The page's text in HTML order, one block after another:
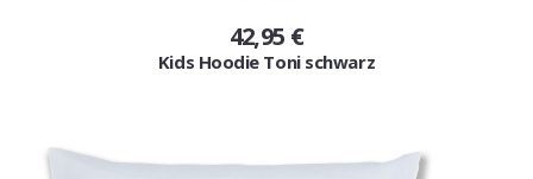
42,95 €
Kids Hoodie Toni schwarz